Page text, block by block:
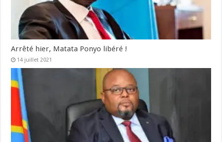
Arrêté hier, Matata Ponyo libéré !
14 juillet 2021